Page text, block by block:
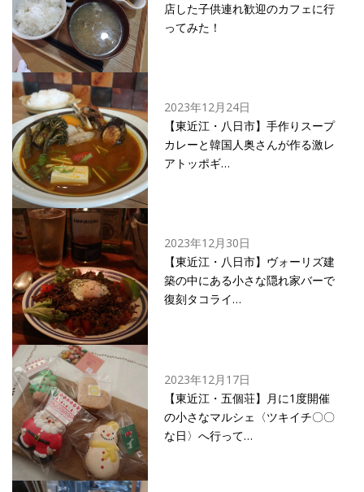
店した子供連れ歓迎のカフェに行
ってみた！
2023年12月24日
【東近江・八日市】手作りスープ
カレーと韓国人奥さんが作る激レ
アトッポギ…
2023年12月30日
【東近江・八日市】ヴォーリズ建
築の中にある小さな隠れ家バーで
復刻タコライ…
2023年12月17日
【東近江・五個荘】月に1度開催
の小さなマルシェ〈ツキイチ〇〇
な日〉へ行って…